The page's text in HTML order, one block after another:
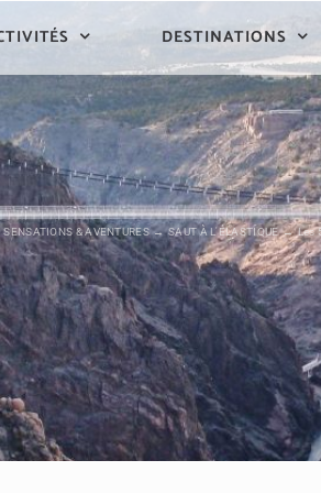
DESTINATIONS
SENSATIONS & AVENTURES SAUT À L'ÉLASTIQUE Les